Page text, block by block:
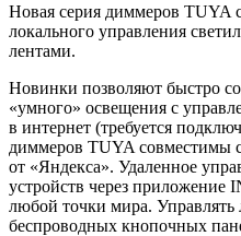
Новая серия диммеров TUYA
локального управления
лентами.
Новинки позволяют быстро
«умного» освещения с
в интернет (требуется
диммеров TUYA совместимы
от «Яндекса». Удаленное
устройств через
любой точки мира.
беспроводных кнопочных